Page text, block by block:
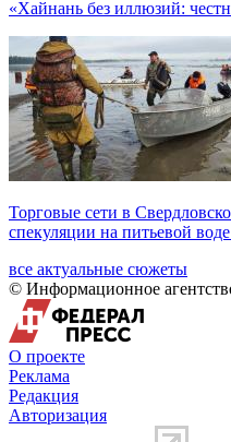
«Хайнань без иллюзий:
Торговые сети в
спекуляции на питьевой
все актуальные сюжеты
© Информационное
О проекте
Реклама
Редакция
Авторизация